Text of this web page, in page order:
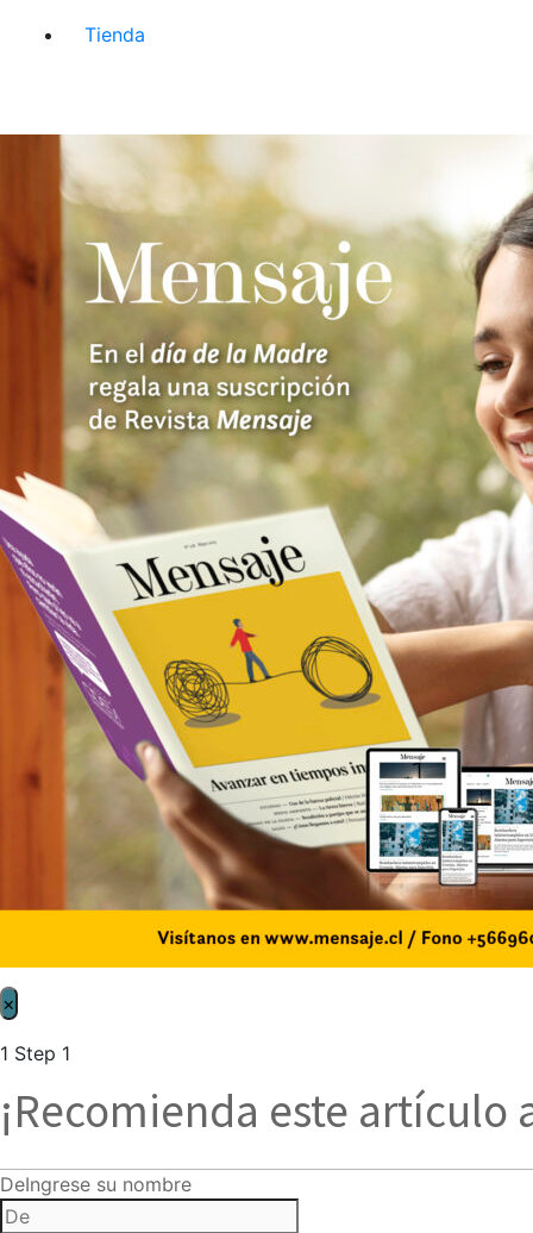
Tienda
×
1 Step 1
¡Recomienda este artículo
DeIngrese su nombre